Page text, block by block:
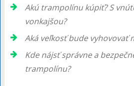
Akú trampolínu kúpiť? S
vonkajšou?
Aká veľkosť bude vyhovovať
Kde nájsť správne a
trampolínu?